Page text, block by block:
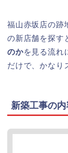
福山赤坂店の跡
の新店舗を探す
のかを見る流れ
だけで、かなり
新築工事の